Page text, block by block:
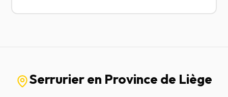
Serrurier en Province de Liège